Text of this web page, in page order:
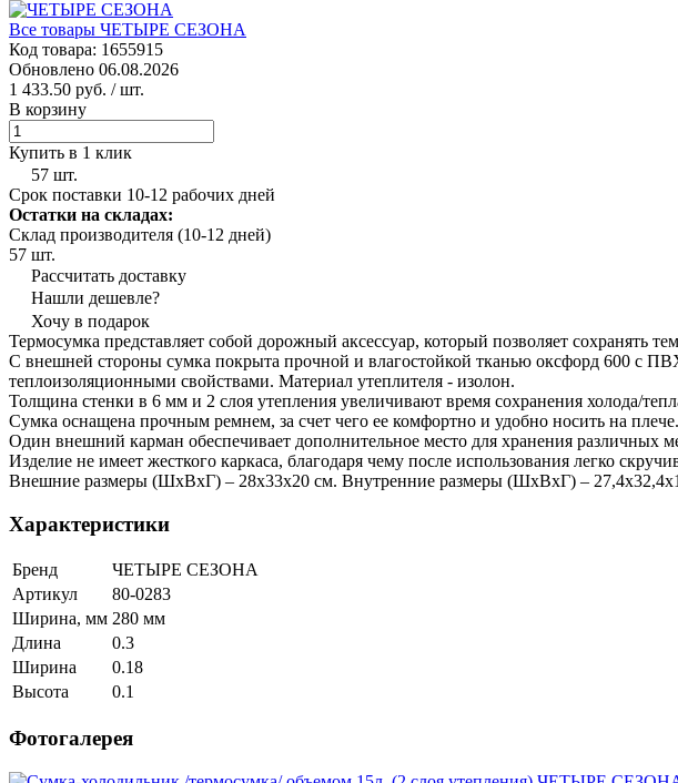
Все товары ЧЕТЫРЕ СЕЗОНА
Код товара: 1655915
Обновлено 06.08.2026
1 433.50 руб. / шт.
В корзину
Купить в 1 клик
57 шт.
Срок поставки 10-12 рабочих дней
Остатки на складах:
Склад производителя (10-12 дней)
57 шт.
Рассчитать доставку
Нашли дешевле?
Хочу в подарок
Термосумка представляет собой дорожный аксессуар, который позволяет сохранять
С внешней стороны сумка покрыта прочной и влагостойкой тканью оксфорд 600 с
теплоизоляционными свойствами. Материал утеплителя - изолон.
Толщина стенки в 6 мм и 2 слоя утепления увеличивают время сохранения холода/
Сумка оснащена прочным ремнем, за счет чего ее комфортно и удобно носить на
Один внешний карман обеспечивает дополнительное место для хранения различных
Изделие не имеет жесткого каркаса, благодаря чему после использования легко
Внешние размеры (ШхВхГ) – 28х33х20 см. Внутренние размеры (ШхВхГ) –
Характеристики
Бренд
ЧЕТЫРЕ СЕЗОНА
Артикул
80-0283
Ширина, мм 280 мм
Длина
0.3
Ширина
0.18
Высота
0.1
Фотогалерея